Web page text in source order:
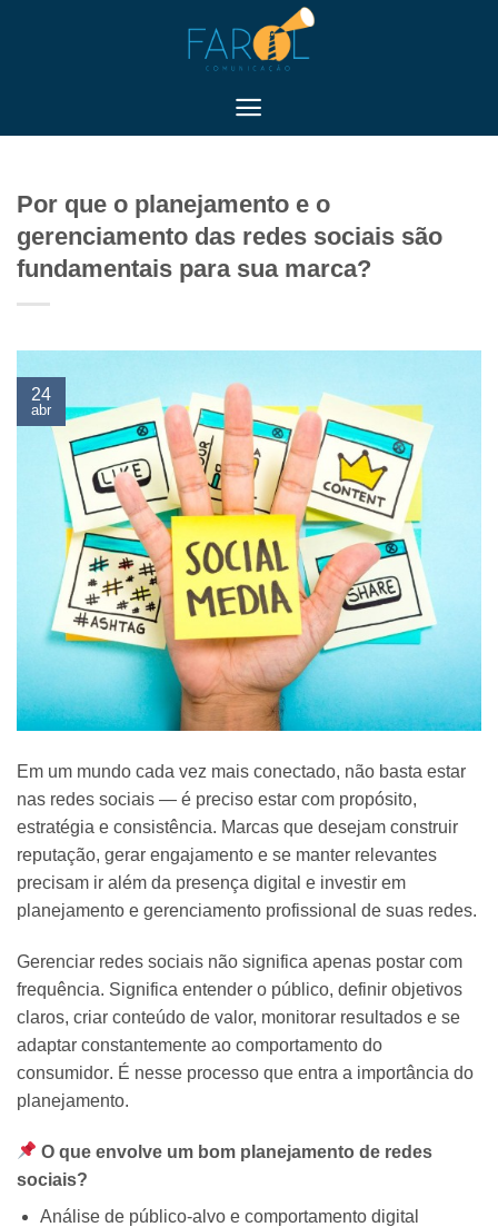
Por que o planejamento e o
gerenciamento das redes sociais são
fundamentais para sua marca?
24
abr
Em um mundo cada vez mais conectado, não basta estar
nas redes sociais — é preciso estar com propósito,
estratégia e consistência. Marcas que desejam construir
reputação, gerar engajamento e se manter relevantes
precisam ir além da presença digital e investir em
planejamento e gerenciamento profissional de suas redes.
Gerenciar redes sociais não significa apenas postar com
frequência. Significa entender o público, definir objetivos
claros, criar conteúdo de valor, monitorar resultados e se
adaptar constantemente ao comportamento do
consumidor. É nesse processo que entra a importância do
planejamento.
O que envolve um bom planejamento de redes
sociais?
Análise de público-alvo e comportamento digital